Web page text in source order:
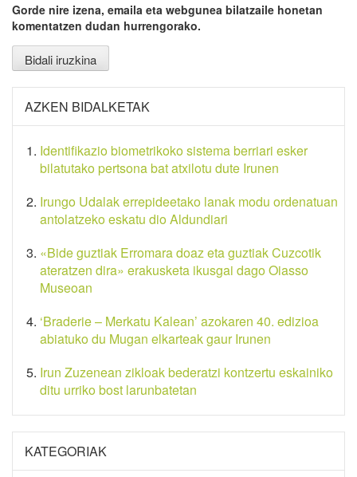
Gorde nire izena, emaila eta webgunea bilatzaile honetan
komentatzen dudan hurrengorako.
AZKEN BIDALKETAK
Identifikazio biometrikoko sistema berriari esker
bilatutako pertsona bat atxilotu dute Irunen
Irungo Udalak errepideetako lanak modu ordenatuan
antolatzeko eskatu dio Aldundiari
«Bide guztiak Erromara doaz eta guztiak Cuzcotik
ateratzen dira» erakusketa ikusgai dago Oiasso
Museoan
‘Braderie – Merkatu Kalean’ azokaren 40. edizioa
abiatuko du Mugan elkarteak gaur Irunen
Irun Zuzenean zikloak bederatzi kontzertu eskainiko
ditu urriko bost larunbatetan
KATEGORIAK